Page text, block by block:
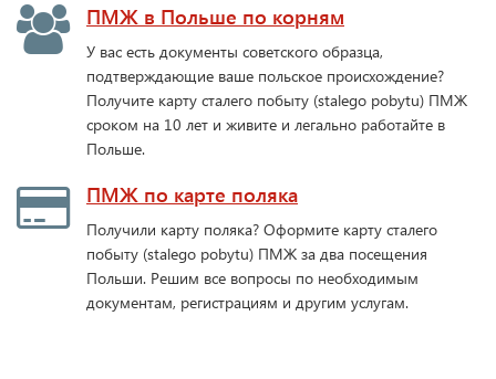
ПМЖ в Польше по корням
У вас есть документы советского образца,
подтверждающие ваше польское происхождение?
Получите карту сталего побыту (stalego pobytu) ПМЖ
сроком на 10 лет и живите и легально работайте в
Польше.
ПМЖ по карте поляка
Получили карту поляка? Оформите карту сталего
побыту (stalego pobytu) ПМЖ за два посещения
Польши. Решим все вопросы по необходимым
документам, регистрациям и другим услугам.